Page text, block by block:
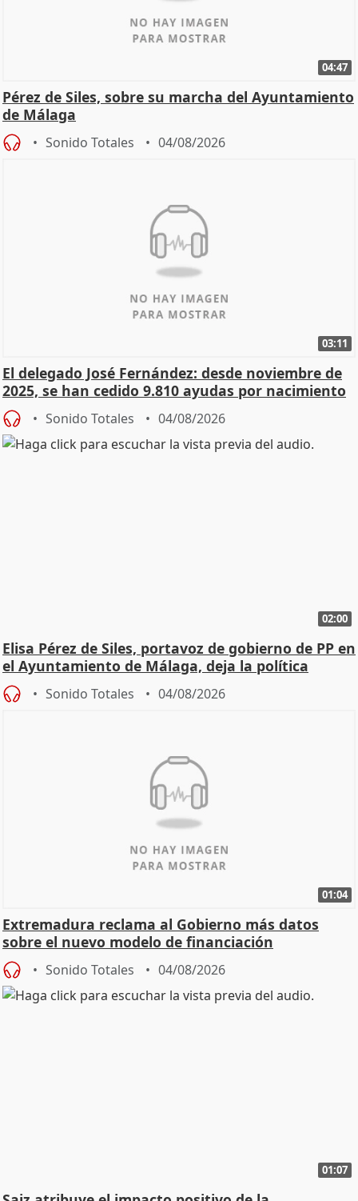
04:47
Pérez de Siles, sobre su marcha del Ayuntamiento
de Málaga
Sonido Totales 04/08/2026
03:11
El delegado José Fernández: desde noviembre de
2025, se han cedido 9.810 ayudas por nacimiento
Sonido Totales 04/08/2026
02:00
Elisa Pérez de Siles, portavoz de gobierno de PP en
el Ayuntamiento de Málaga, deja la política
Sonido Totales 04/08/2026
01:04
Extremadura reclama al Gobierno más datos
sobre el nuevo modelo de financiación
Sonido Totales 04/08/2026
01:07